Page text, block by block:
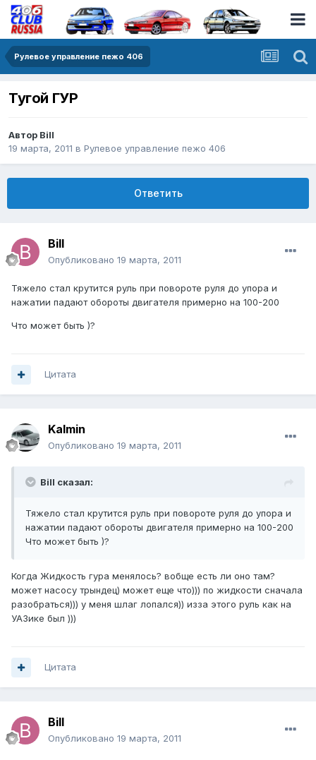
Рулевое управление пежо 406
Тугой ГУР
Автор Bill
19 марта, 2011 в Рулевое управление пежо 406
Ответить
Bill
Опубликовано 19 марта, 2011
Тяжело стал крутится руль при повороте руля до упора и
нажатии падают обороты двигателя примерно на 100-200
Что может быть )?
Цитата
Kalmin
Опубликовано 19 марта, 2011
Bill сказал:
Тяжело стал крутится руль при повороте руля до упора и
нажатии падают обороты двигателя примерно на 100-200
Что может быть )?
Когда Жидкость гура менялось? вобще есть ли оно там?
может насосу трындец) может еще что))) по жидкости сначала
разобраться))) у меня шлаг лопался)) изза этого руль как на
УАЗике был )))
Цитата
Bill
Опубликовано 19 марта, 2011